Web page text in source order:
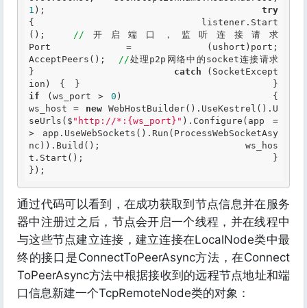
1 ); try
{                             listener.Start
(); // 开启端口，监听连接请求
Port = (ushort)port;
AcceptPeers(); //处理p2p网络中的socket连接请求
} catch (SocketExcept
if (ws_port > 0 )                     {
ws_host = new WebHostBuilder().UseKestrel().U
seUrls($ "http://*:{ws_port}" ).Configure(app =
> app.UseWebSockets().Run(ProcessWebSocketAsy
nc)).Build();                         ws_hos
t.Start();                     }
}) ;
通过代码可以看到，在成功获取到节点信息并在服务
器中注册过之后，节点会开启一个线程，并在线程中
与这些节点建立连接，建立连接在LocalNode类中最
终的接口是ConnectToPeerAsync方法，在Connect
ToPeerAsync方法中根据接收到的远程节点地址和端
口信息新建一个TcpRemoteNode类的对象：